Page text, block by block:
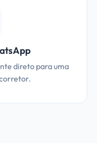
direto para uma